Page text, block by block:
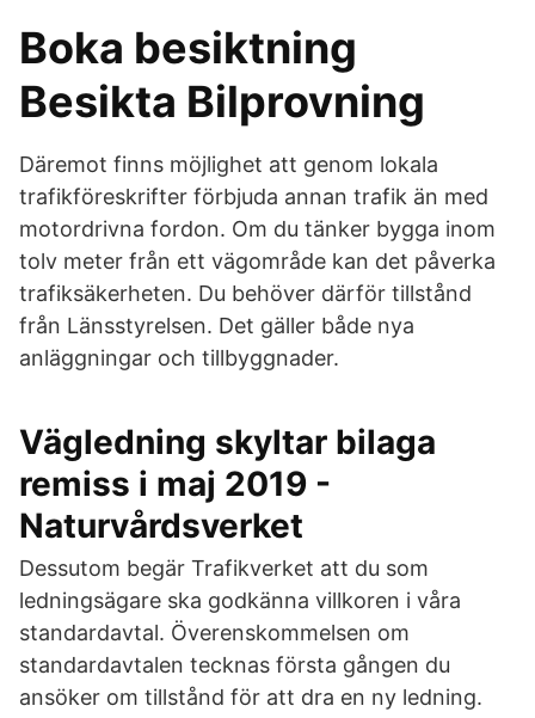
Boka besiktning
Besikta Bilprovning
Däremot finns möjlighet att genom lokala
trafikföreskrifter förbjuda annan trafik än med
motordrivna fordon. Om du tänker bygga inom
tolv meter från ett vägområde kan det påverka
trafiksäkerheten. Du behöver därför tillstånd
från Länsstyrelsen. Det gäller både nya
anläggningar och tillbyggnader.
Vägledning skyltar bilaga
remiss i maj 2019 -
Naturvårdsverket
Dessutom begär Trafikverket att du som
ledningsägare ska godkänna villkoren i våra
standardavtal. Överenskommelsen om
standardavtalen tecknas första gången du
ansöker om tillstånd för att dra en ny ledning.